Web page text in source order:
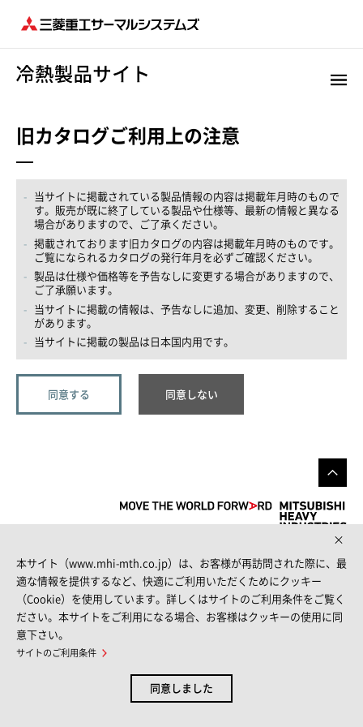
旧カタログご利用上の注意
当サイトに掲載されている製品情報の内容は掲載年月時のもので
す。販売が既に終了している製品や仕様等、最新の情報と異なる
場合がありますので、ご了承ください。
掲載されております旧カタログの内容は掲載年月時のものです。
ご覧になられるカタログの発行年月を必ずご確認ください。
製品は仕様や価格等を予告なしに変更する場合がありますので、
ご了承願います。
当サイトに掲載の情報は、予告なしに追加、変更、削除すること
があります。
当サイトに掲載の製品は日本国内用です。
FOLLOW US
© MITSUBISHI HEAVY INDUSTRIES THERMAL SYSTEMS, LTD.
本サイト（www.mhi-mth.co.jp）は、お客様が再訪問された際に、最
適な情報を提供するなど、快適にご利用いただくためにクッキー
（Cookie）を使用しています。詳しくはサイトのご利用条件をご覧く
ださい。本サイトをご利用になる場合、お客様はクッキーの使用に同
意下さい。
サイトのご利用条件
同意しました